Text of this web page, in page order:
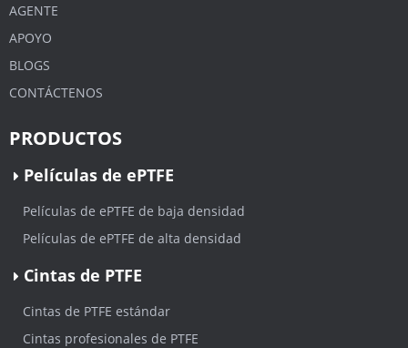
AGENTE
APOYO
BLOGS
CONTÁCTENOS
PRODUCTOS
Películas de ePTFE
Películas de ePTFE de baja densidad
Películas de ePTFE de alta densidad
Cintas de PTFE
Cintas de PTFE estándar
Cintas profesionales de PTFE